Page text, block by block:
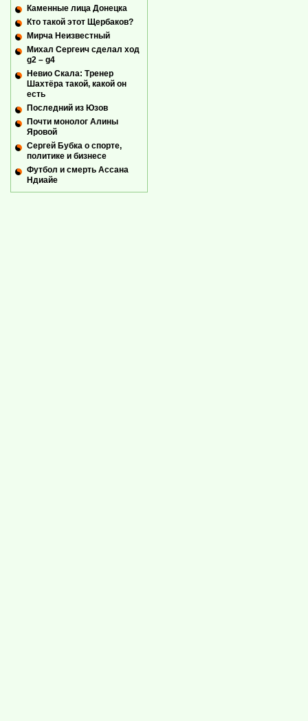
Каменные лица Донецка
Кто такой этот Щербаков?
Мирча Неизвестный
Михал Сергеич сделал ход
g2 – g4
Невио Скала: Тренер
Шахтёра такой, какой он
есть
Последний из Юзов
Почти монолог Алины
Яровой
Сергей Бубка о спорте,
политике и бизнесе
Футбол и смерть Ассана
Ндиайе